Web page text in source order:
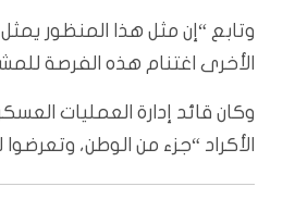
وتابع “إن مثل هذا المنظور
الأخرى اغتنام هذه الفرصة
وكان قائد إدارة العمليات
الأكراد “جزء من الوطن،